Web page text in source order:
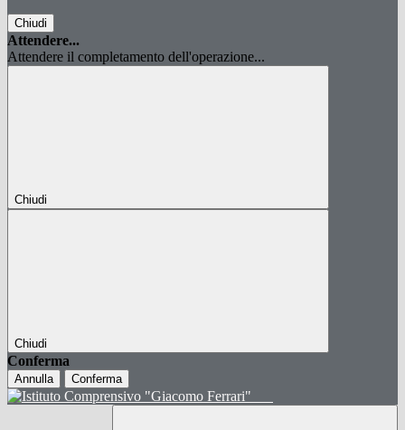
Chiudi
Attendere...
Attendere il completamento dell'operazione...
Chiudi
Chiudi
Conferma
Annulla Conferma